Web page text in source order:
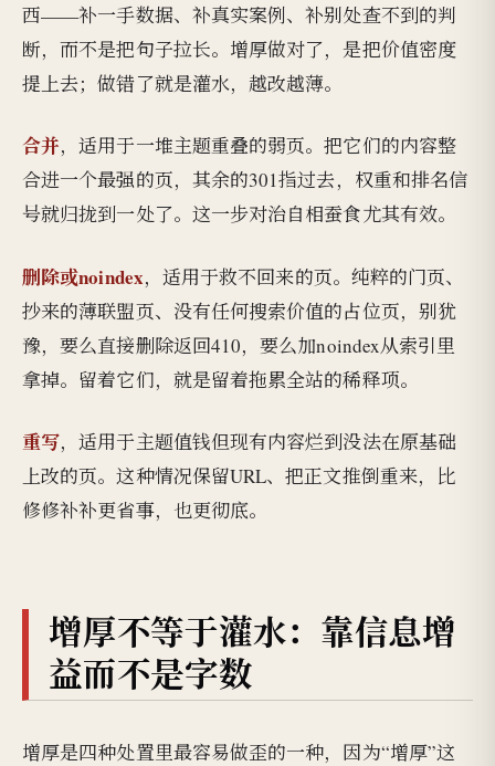
西——补一手数据、补真实案例、补别处查不到的判
断，而不是把句子拉长。增厚做对了，是把价值密度
提上去；做错了就是灌水，越改越薄。
合并，适用于一堆主题重叠的弱页。把它们的内容整
合进一个最强的页，其余的301指过去，权重和排名信
号就归拢到一处了。这一步对治自相蚕食尤其有效。
删除或noindex，适用于救不回来的页。纯粹的门页、
抄来的薄联盟页、没有任何搜索价值的占位页，别犹
豫，要么直接删除返回410，要么加noindex从索引里
拿掉。留着它们，就是留着拖累全站的稀释项。
重写，适用于主题值钱但现有内容烂到没法在原基础
上改的页。这种情况保留URL、把正文推倒重来，比
修修补补更省事，也更彻底。
增厚不等于灌水：靠信息增
益而不是字数
增厚是四种处置里最容易做歪的一种，因为“增厚”这